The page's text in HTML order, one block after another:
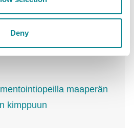
Deny
maaperän
kimppuun